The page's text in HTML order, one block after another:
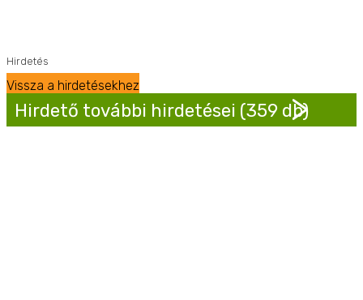
Hirdetés
Vissza a hirdetésekhez
Hirdető további hirdetései (359 db)